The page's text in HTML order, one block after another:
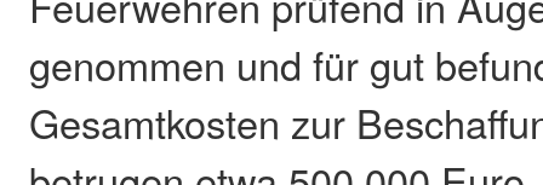
genommen und für gut
Gesamtkosten zur